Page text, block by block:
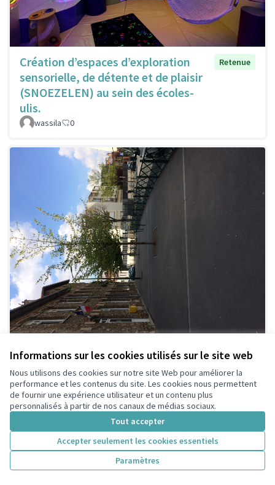
Informations sur les cookies utilisés sur le site web
Nous utilisons des cookies sur notre site Web pour améliorer la
performance et les contenus du site. Les cookies nous permettent
de fournir une expérience utilisateur et un contenu plus
personnalisés à partir de nos canaux de médias sociaux.
Tout accepter
Accepter seulement les cookies essentiels
Paramètres
Création d’espaces d’exploration
sensorielle, de détente et de plaisir
(SNOEZELEN) au sein des écoles-
ulis.
Retenue
wassila 0
Aménagement placette école Victor
Hugo
Retenue
Delnot 2